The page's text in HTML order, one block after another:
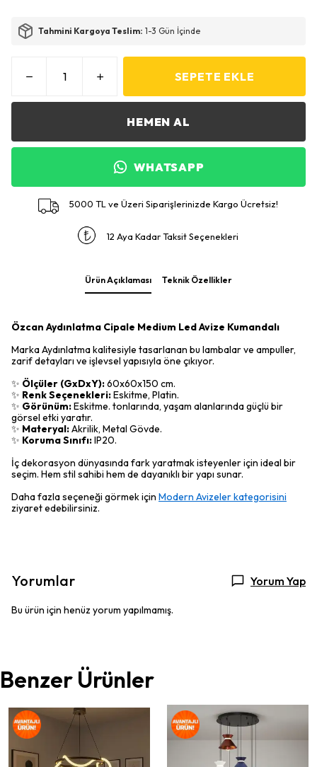
Tahmini Kargoya Teslim: 1-3 Gün İçinde
SEPETE EKLE
HEMEN AL
WHATSAPP
5000 TL ve Üzeri Siparişlerinizde Kargo Ücretsiz!
12 Aya Kadar Taksit Seçenekleri
Ürün Açıklaması Teknik Özellikler
Özcan Aydınlatma Cipale Medium Led Avize Kumandalı
Marka Aydınlatma kalitesiyle tasarlanan bu lambalar ve ampuller,
zarif detayları ve işlevsel yapısıyla öne çıkıyor.
✨ Ölçüler (GxDxY):60x60x150 cm.
✨ Renk Seçenekleri:Eskitme, Platin.
✨ Görünüm:Eskitme. tonlarında, yaşam alanlarında güçlü bir
görsel etki yaratır.
✨ Materyal:Akrilik, Metal Gövde.
✨ Koruma Sınıfı:IP20.
İç dekorasyon dünyasında fark yaratmak isteyenler için ideal bir
seçim. Hem stil sahibi hem de dayanıklı bir yapı sunar.
Daha fazla seçeneği görmek için Modern Avizeler kategorisini
ziyaret edebilirsiniz.
Yorumlar Yorum Yap
Bu ürün için henüz yorum yapılmamış.
Benzer Ürünler